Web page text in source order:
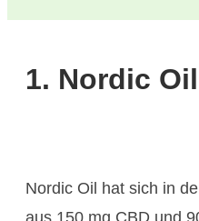
1. Nordic
Nordic Oil hat sich in
aus 150 mg CBD und